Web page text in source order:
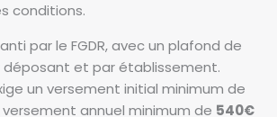
conditions.
par le FGDR, avec un plafond de
déposant et par établissement.
un versement initial minimum de
versement annuel minimum de 540€